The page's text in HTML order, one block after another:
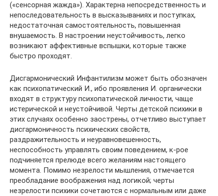
(«сенсорная жажда»). Характерна непосредственность и
непоследовательность в высказываниях и поступках,
недостаточная самостоятельность, повышенная
внушаемость. В настроении неустойчивость, легко
возникают аффективные вспышки, которые также
быстро проходят.
Дисгармонический Инфантилизм может быть обозначен
как психопатический И., ибо проявления И. органически
входят в структуру психопатической личности, чаще
истерической и неустойчивой. Черты детской психики в
этих случаях особенно заострены, отчетливо выступает
дисгармоничность психических свойств,
раздражительность и неуравновешенность,
неспособность управлять своим поведением, к-рое
подчиняется прелюде всего желаниям настоящего
момента. Помимо незрелости мышления, отмечается
преобладание воображения над логикой; черты
незрелости психики сочетаются с нормальным или даже